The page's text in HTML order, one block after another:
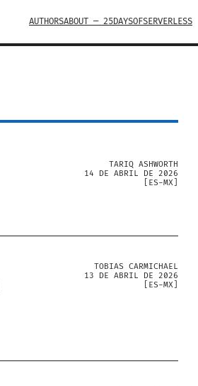
AUTHORSABOUT — 25DAYSOFSERVERLESS
TARIQ ASHWORTH
14 DE ABRIL DE 2026
ES-MX
TOBIAS CARMICHAEL
13 DE ABRIL DE 2026
ES-MX